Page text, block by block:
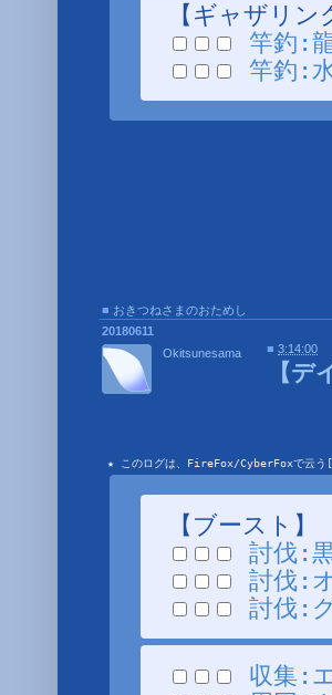
【ギャザリン
竿釣:
竿釣:
■ おきつねさまのおためし
20180611
【デ
★ このログは、FireFox/CyberFoxで云う[
【ブースト】
討伐:
討伐:
討伐:
収集:
Okitsunesama ■3:14:00